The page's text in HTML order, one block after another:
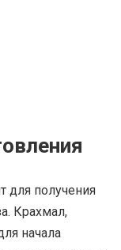
для получения
Крахмал,
начала